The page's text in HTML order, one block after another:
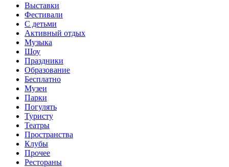
Выставки
Фестивали
С детьми
Активный отдых
Музыка
Шоу
Праздники
Образование
Бесплатно
Музеи
Парки
Погулять
Туристу
Театры
Пространства
Клубы
Прочее
Рестораны